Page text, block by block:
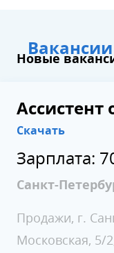
Вакансии
Новые
Ассистент
Скачать
Зарплата:
Санкт-
Продажи, г.
Московская, 5/